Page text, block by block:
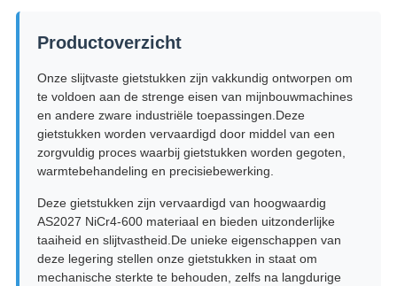
Productoverzicht
Onze slijtvaste gietstukken zijn vakkundig ontworpen om
te voldoen aan de strenge eisen van mijnbouwmachines
en andere zware industriële toepassingen.Deze
gietstukken worden vervaardigd door middel van een
zorgvuldig proces waarbij gietstukken worden gegoten,
warmtebehandeling en precisiebewerking.
Deze gietstukken zijn vervaardigd van hoogwaardig
AS2027 NiCr4-600 materiaal en bieden uitzonderlijke
taaiheid en slijtvastheid.De unieke eigenschappen van
deze legering stellen onze gietstukken in staat om
mechanische sterkte te behouden, zelfs na langdurige